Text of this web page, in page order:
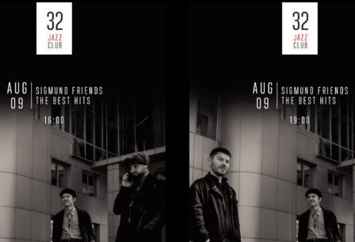
Ціна:
Павло Литвиненко
,)/Денис Дудко (Бас,)/
Люлякін (Барабани
Ціна:
Виконавці:
Павло
(Рояль,)/Денис Дудко
Олександр Люлякін (